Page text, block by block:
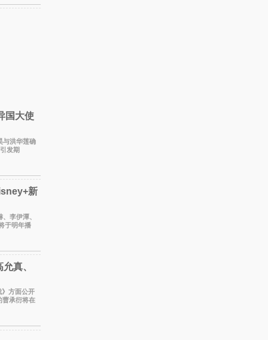
国大使
洪华莲确
发期
住在大韩
新
李伊潭、
于明年播
位往来
真、
方面公开
曹承衍将在
片中展